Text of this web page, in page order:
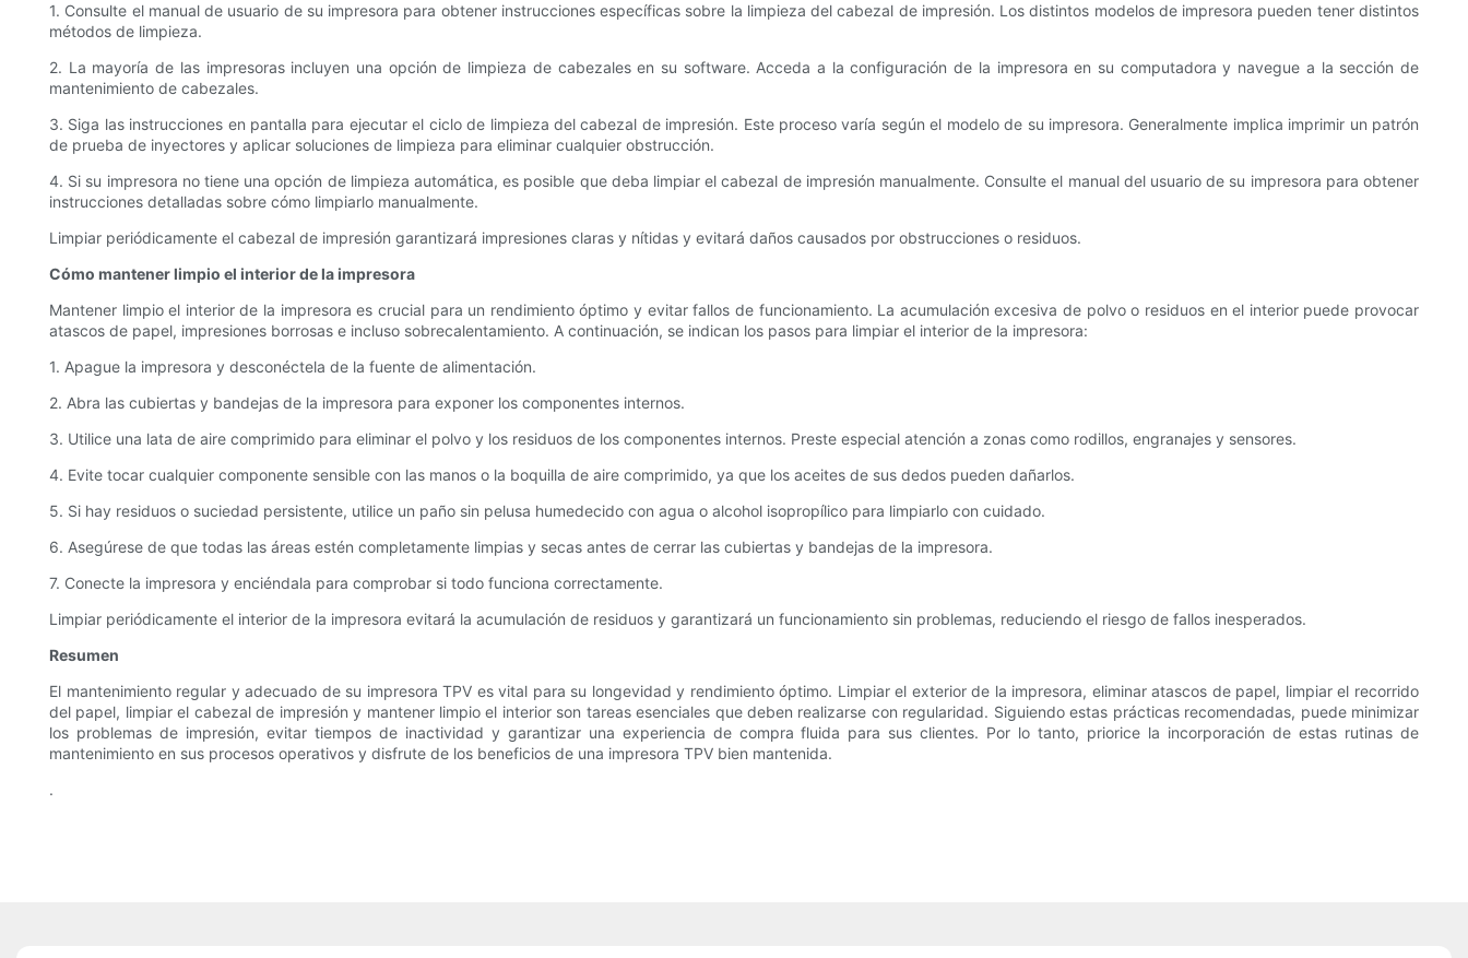
1. Consulte el manual de usuario de su impresora para obtener instrucciones específicas sobre la limpieza del cabezal de impresión. Los distintos modelos de impresora pueden tener distintos
métodos de limpieza.
2. La mayoría de las impresoras incluyen una opción de limpieza de cabezales en su software. Acceda a la configuración de la impresora en su computadora y navegue a la sección de
mantenimiento de cabezales.
3. Siga las instrucciones en pantalla para ejecutar el ciclo de limpieza del cabezal de impresión. Este proceso varía según el modelo de su impresora. Generalmente implica imprimir un patrón
de prueba de inyectores y aplicar soluciones de limpieza para eliminar cualquier obstrucción.
4. Si su impresora no tiene una opción de limpieza automática, es posible que deba limpiar el cabezal de impresión manualmente. Consulte el manual del usuario de su impresora para obtener
instrucciones detalladas sobre cómo limpiarlo manualmente.
Limpiar periódicamente el cabezal de impresión garantizará impresiones claras y nítidas y evitará daños causados ​​por obstrucciones o residuos.
Cómo mantener limpio el interior de la impresora
Mantener limpio el interior de la impresora es crucial para un rendimiento óptimo y evitar fallos de funcionamiento. La acumulación excesiva de polvo o residuos en el interior puede provocar
atascos de papel, impresiones borrosas e incluso sobrecalentamiento. A continuación, se indican los pasos para limpiar el interior de la impresora:
1. Apague la impresora y desconéctela de la fuente de alimentación.
2. Abra las cubiertas y bandejas de la impresora para exponer los componentes internos.
3. Utilice una lata de aire comprimido para eliminar el polvo y los residuos de los componentes internos. Preste especial atención a zonas como rodillos, engranajes y sensores.
4. Evite tocar cualquier componente sensible con las manos o la boquilla de aire comprimido, ya que los aceites de sus dedos pueden dañarlos.
5. Si hay residuos o suciedad persistente, utilice un paño sin pelusa humedecido con agua o alcohol isopropílico para limpiarlo con cuidado.
6. Asegúrese de que todas las áreas estén completamente limpias y secas antes de cerrar las cubiertas y bandejas de la impresora.
7. Conecte la impresora y enciéndala para comprobar si todo funciona correctamente.
Limpiar periódicamente el interior de la impresora evitará la acumulación de residuos y garantizará un funcionamiento sin problemas, reduciendo el riesgo de fallos inesperados.
Resumen
El mantenimiento regular y adecuado de su impresora TPV es vital para su longevidad y rendimiento óptimo. Limpiar el exterior de la impresora, eliminar atascos de papel, limpiar el recorrido
del papel, limpiar el cabezal de impresión y mantener limpio el interior son tareas esenciales que deben realizarse con regularidad. Siguiendo estas prácticas recomendadas, puede minimizar
los problemas de impresión, evitar tiempos de inactividad y garantizar una experiencia de compra fluida para sus clientes. Por lo tanto, priorice la incorporación de estas rutinas de
mantenimiento en sus procesos operativos y disfrute de los beneficios de una impresora TPV bien mantenida.
.